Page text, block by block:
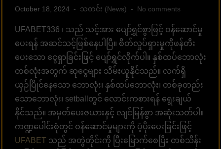
October 18, 2024 သတင်း (News) No comments
UFABET336 ၊ သည် သင့်အား ပျော်ရွှင်စွာဖြင့် ဝန်ဆောင်မှု
ပေးရန် အဆင်သင့်ဖြစ်နေပါပြီ။ စိတ်လှုပ်ရှားမှုကိုဖန်တီး
ပေးသော ငွေရှာခြင်းဖြင့် ပျော်ရွှင်လိုက်ပါ။ နှစ်ထပ်ဘောလုံး
တစ်လုံးအတွက် ဆုငွေများ သိမ်းယူနိုင်သည်။ လက်ရှိ
ယှဉ်ပြိုင်နေသော ဘောလုံး၊ နှစ်ထပ်ဘောလုံး၊ တစ်ခုတည်း
သောဘောလုံး၊ setballတွင် လောင်းကစားရန် ရွေးချယ်
နိုင်သည်။ အမှတ်ပေးဇယားနှင့် လျင်မြန်စွာ အဆုံးသတ်ပါ။
ကဏ္ဍပေါင်းစုံတွင် ဝန်ဆောင်မှုများကို ပံ့ပိုးပေးခြင်းဖြင့်
UFABET သည် အတွဲတိုင်းကို ပြီးမြောက်စေပြီး တစ်သိန်း